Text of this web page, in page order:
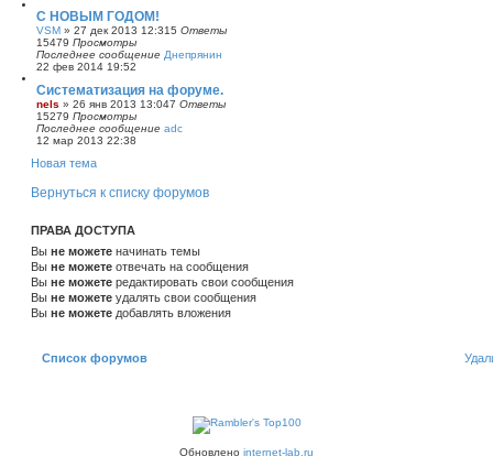
С НОВЫМ ГОДОМ!
VSM » 27 дек 2013 12:315 Ответы
15479 Просмотры
Последнее сообщение Днепрянин
22 фев 2014 19:52
Систематизация на форуме.
nels » 26 янв 2013 13:047 Ответы
15279 Просмотры
Последнее сообщение adc
12 мар 2013 22:38
Новая тема
Вернуться к списку форумов
ПРАВА ДОСТУПА
Вы не можете начинать темы
Вы не можете отвечать на сообщения
Вы не можете редактировать свои сообщения
Вы не можете удалять свои сообщения
Вы не можете добавлять вложения
Список форумов
Обновлено internet-lab.ru